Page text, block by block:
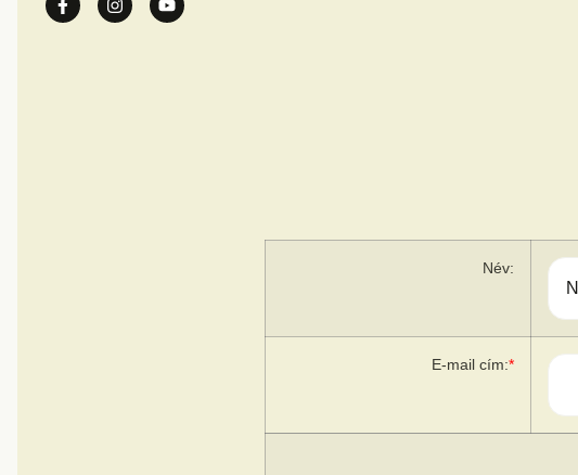
Név:
E-mail cím:*